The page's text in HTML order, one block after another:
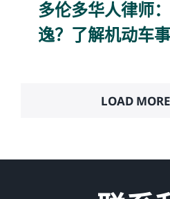
多伦多华人律师
逸？了解机动车
LOAD